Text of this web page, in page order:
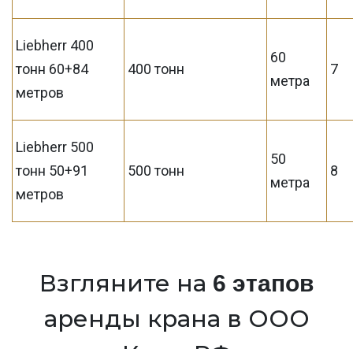
Liebherr 400
тонн 60+84
метров
400 тонн
60
метра
7
Liebherr 500
тонн 50+91
метров
500 тонн
50
метра
8
Взгляните на 6 этапов
аренды крана в ООО